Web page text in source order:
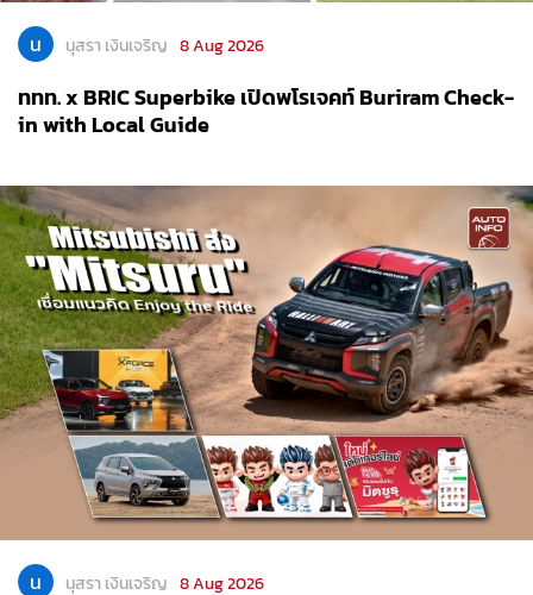
น นุสรา เงินเจริญ 8 Aug 2026
ททท. x BRIC Superbike เปิดพโรเจคท์ Buriram Check-
in with Local Guide
น นุสรา เงินเจริญ 8 Aug 2026